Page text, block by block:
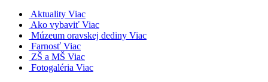
Aktuality Viac
Ako vybaviť Viac
Múzeum oravskej dediny Viac
Farnosť Viac
ZŠ a MŠ Viac
Fotogaléria Viac